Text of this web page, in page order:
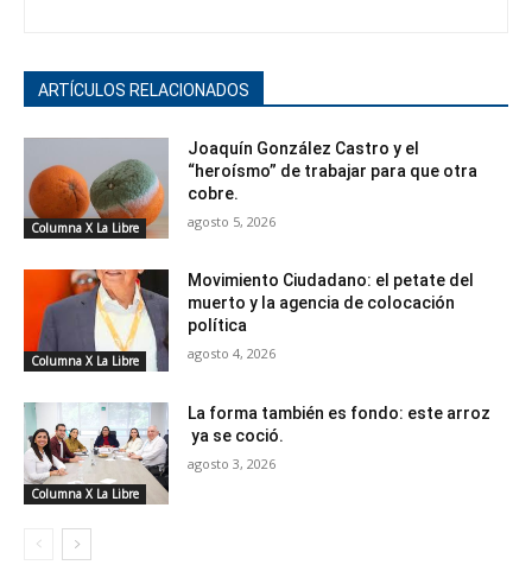
ARTÍCULOS RELACIONADOS
Columna X La Libre
Joaquín González Castro y el
“heroísmo” de trabajar para que otra
cobre.
agosto 5, 2026
Columna X La Libre
Movimiento Ciudadano: el petate del
muerto y la agencia de colocación
política
agosto 4, 2026
Columna X La Libre
La forma también es fondo: este arroz
ya se coció.
agosto 3, 2026